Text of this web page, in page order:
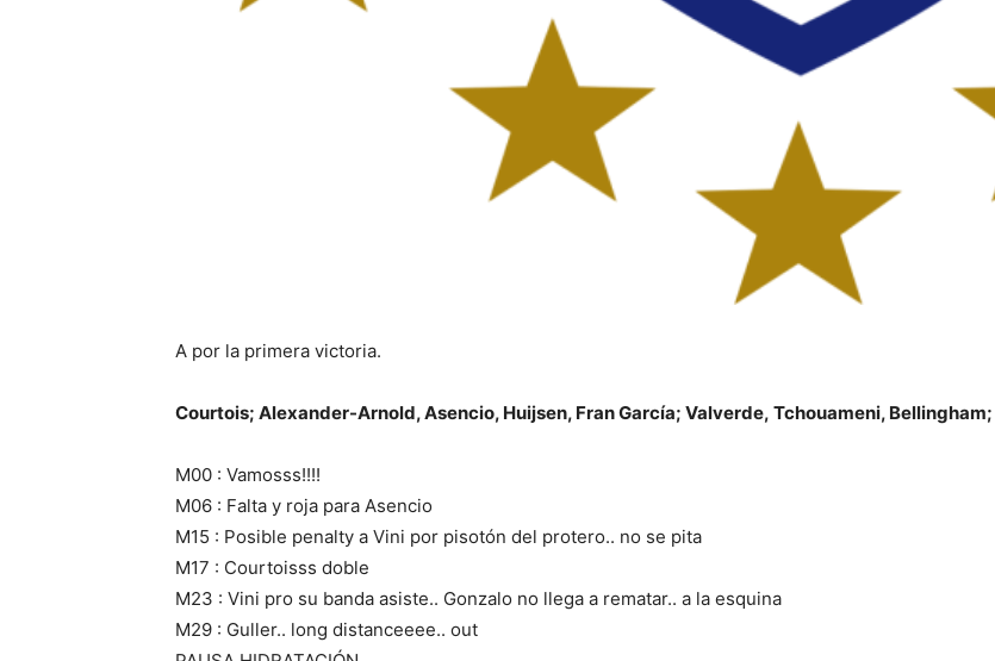
A por la primera victoria.
Courtois; Alexander-Arnold, Asencio, Huijsen, Fran García; Valverde, Tchouameni,
M00 : Vamosss!!!!
M06 : Falta y roja para Asencio
M15 : Posible penalty a Vini por pisotón del protero.. no se pita
M17 : Courtoisss doble
M23 : Vini pro su banda asiste.. Gonzalo no llega a rematar.. a la esquina
M29 : Guller.. long distanceeee.. out